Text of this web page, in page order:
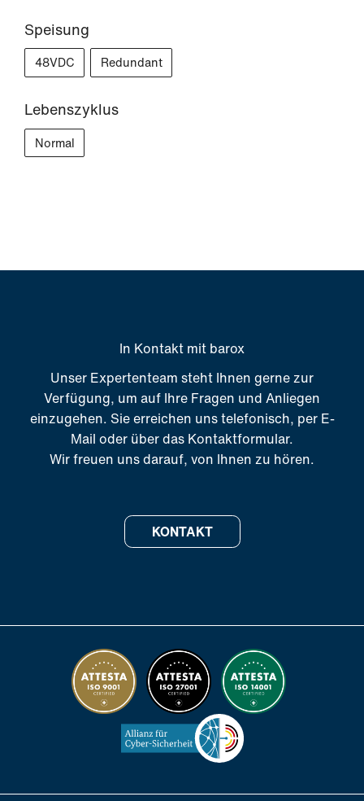
Speisung
48VDC Redundant
Lebenszyklus
Normal
In Kontakt mit barox
Unser Expertenteam steht Ihnen gerne zur
Verfügung, um auf Ihre Fragen und Anliegen
einzugehen. Sie erreichen uns telefonisch, per E-
Mail oder über das Kontaktformular.
Wir freuen uns darauf, von Ihnen zu hören.
KONTAKT